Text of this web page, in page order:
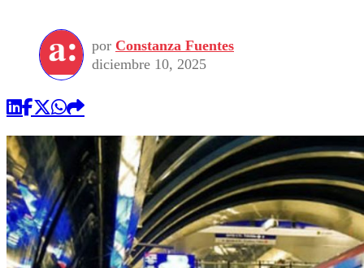
Seleccion Chilena
Torneo Internacional
Universidad de Chile
Economía
Internacional
Sustentabilidad
Publicaciones en medios
Opinión
por Constanza Fuentes
diciembre 10, 2025